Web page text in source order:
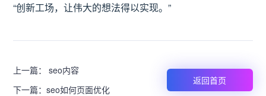
“创新工场，让伟大的想法得以实现。”
上一篇：
seo内容
下一篇：seo如何页面优化
返回首页